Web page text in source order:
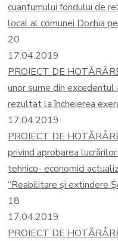
cuantumului fondului de
local al comunei Dochia
20
17.04.2019
PROIECT DE
unor sume din
rezultat la încheierea
17.04.2019
PROIECT DE
privind aprobarea
tehnico- economici
”Reabilitare și extindere
18
17.04.2019
PROIECT DE